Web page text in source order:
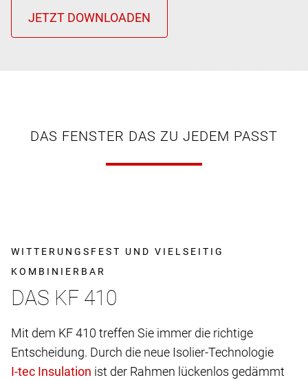
DAS FENSTER DAS ZU JEDEM PASST
WITTERUNGSFEST UND VIELSEITIG
KOMBINIERBAR
DAS KF 410
Mit dem KF 410 treffen Sie immer die richtige
Entscheidung. Durch die neue Isolier-Technologie
ist der Rahmen lückenlos gedämmt